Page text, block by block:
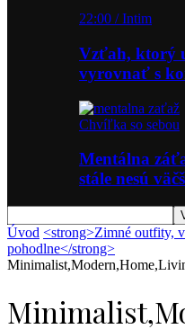
22:00 / Intim
Vzťah, ktorý
vyrovnať s
Chvíľka so sebou
Mentálna
stále nesú
Úvod <strong>Zimné outfity,
pohodlne</strong>